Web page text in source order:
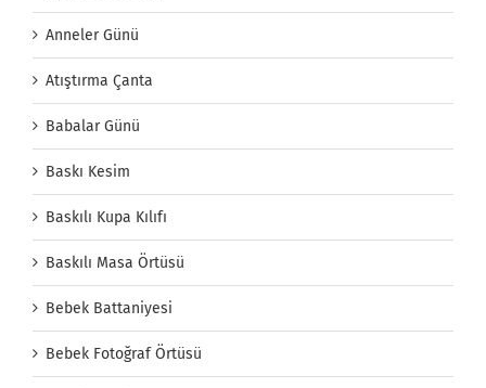
Anneler Günü
Atıştırma Çanta
Babalar Günü
Baskı Kesim
Baskılı Kupa Kılıfı
Baskılı Masa Örtüsü
Bebek Battaniyesi
Bebek Fotoğraf Örtüsü